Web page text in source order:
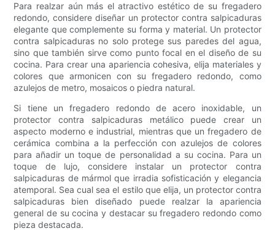
Para realzar aún más el atractivo estético de su fregadero
redondo, considere diseñar un protector contra salpicaduras
elegante que complemente su forma y material. Un protector
contra salpicaduras no solo protege sus paredes del agua,
sino que también sirve como punto focal en el diseño de su
cocina. Para crear una apariencia cohesiva, elija materiales y
colores que armonicen con su fregadero redondo, como
azulejos de metro, mosaicos o piedra natural.
Si tiene un fregadero redondo de acero inoxidable, un
protector contra salpicaduras metálico puede crear un
aspecto moderno e industrial, mientras que un fregadero de
cerámica combina a la perfección con azulejos de colores
para añadir un toque de personalidad a su cocina. Para un
toque de lujo, considere instalar un protector contra
salpicaduras de mármol que irradia sofisticación y elegancia
atemporal. Sea cual sea el estilo que elija, un protector contra
salpicaduras bien diseñado puede realzar la apariencia
general de su cocina y destacar su fregadero redondo como
pieza destacada.